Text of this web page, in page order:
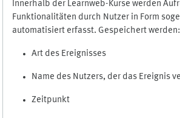
Innerhalb der Learnweb-Kurse werden
Funktionalitäten durch Nutzer in Form
automatisiert erfasst. Gespeichert werden:
Art des Ereignisses
Name des Nutzers, der das Ereignis
Zeitpunkt